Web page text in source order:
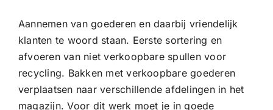
Aannemen van goederen en daarbij vriendelijk
klanten te woord staan. Eerste sortering en
afvoeren van niet verkoopbare spullen voor
recycling. Bakken met verkoopbare goederen
verplaatsen naar verschillende afdelingen in het
magazijn. Voor dit werk moet je in goede